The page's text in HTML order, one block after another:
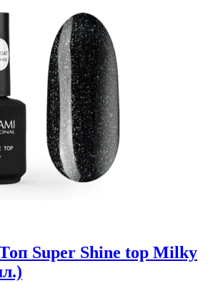
Super Shine top Milky